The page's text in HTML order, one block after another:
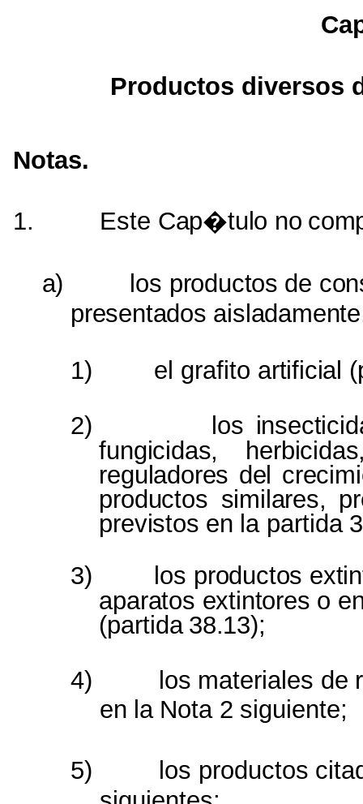
Productos diversos
Notas.
1. Este Cap�tulo no
a) los productos de
presentados
1) el grafito artificial
2)
los
fungicidas,
reguladores del
productos similares,
previstos en la partida
3)
los productos
aparatos extintores o
(partida 38.13);
4)
los materiales de
en la Nota 2 siguiente;
5) los productos